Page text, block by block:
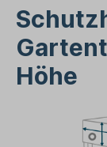
Höhe